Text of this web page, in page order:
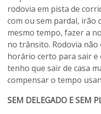
rodovia em pista de
com ou sem pardal, irão
mesmo tempo, fazer a
no trânsito. Rodovia
horário certo para sair e
tenho que sair de casa
compensar o tempo
SEM DELEGADO E SEM